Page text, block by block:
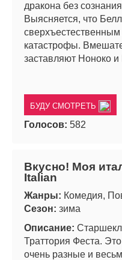
дракона без
Выясняется, что
катастрофы.
заставляют Ноноко
БУДУ СМОТРЕТЬ
Голосов: 582
Вкусно! Моя
Italian
Жанры: Комедия,
Сезон: зима
Описание:
Траттория Феста.
очень разные и